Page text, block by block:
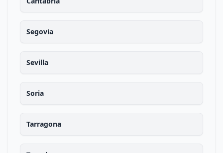
Segovia
Sevilla
Soria
Tarragona